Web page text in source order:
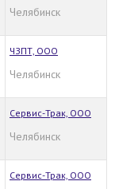
Челябинск
ЧЗПТ, ООО
Челябинск
Сервис-Трак, ООО
Челябинск
Сервис-Трак, ООО